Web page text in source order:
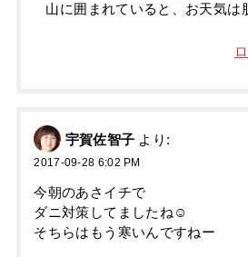
山に囲まれていると、お天気は
宇賀佐智子 より:
2017-09-28 6:02 PM
今朝のあさイチで
ダニ対策してましたね☺
そちらはもう寒いんですねー